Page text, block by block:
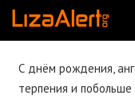
С днём рождения,
терпения и побольше